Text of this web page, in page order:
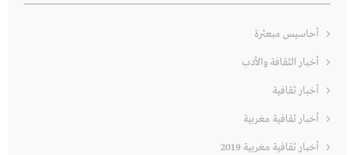
أحاسيس مبعثرة
أخبار الثقافة والأدب
أخبار ثقافية
أخبار ثقافية مغربية
أخبار ثقافية مغربية 2019